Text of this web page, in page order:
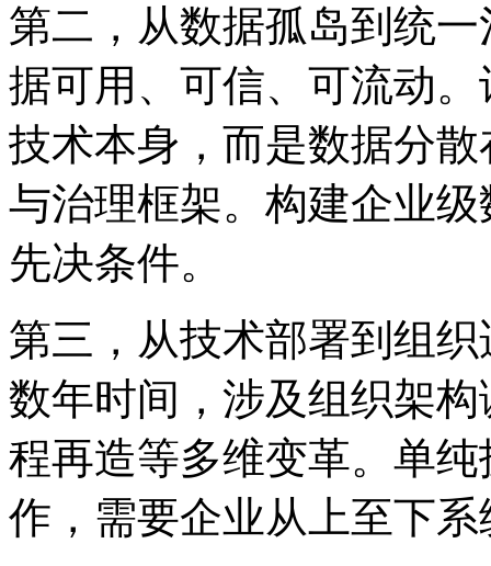
第二，从数据孤岛到
据可用、可信、可
技术本身，而是数据分
与治理框架。构建企业级
先决条件。
第三，从技术部署到
数年时间，涉及组织架构
程再造等多维变革。单
作，需要企业从上至下